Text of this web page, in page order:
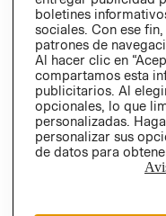
Chile ($)
boletines
sociales. Con ese
patrones de
Al hacer clic en
compartamos esta
publicitarios. Al
opcionales, lo que
personalizadas.
personalizar sus
de datos para